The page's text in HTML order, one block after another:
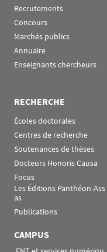
Recrutements
Concours
Marchés publics
Annuaire
Enseignants chercheurs
RECHERCHE
Écoles doctorales
Centres de recherche
Soutenances de thèses
Docteurs Honoris Causa
Focus
Les Éditions Panthéon-Ass
as
Publications
CAMPUS